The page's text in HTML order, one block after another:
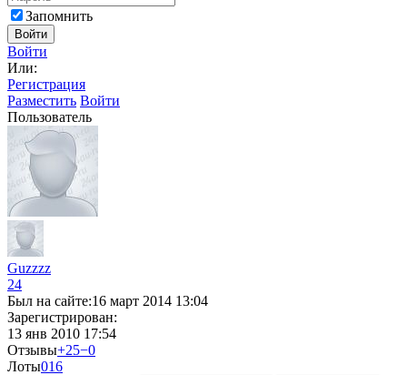
Запомнить
Войти
Войти
Или:
Регистрация
Разместить Войти
Пользователь
Guzzzz
24
Был на сайте:16 март 2014 13:04
Зарегистрирован:
13 янв 2010 17:54
Отзывы+25−0
Лоты016